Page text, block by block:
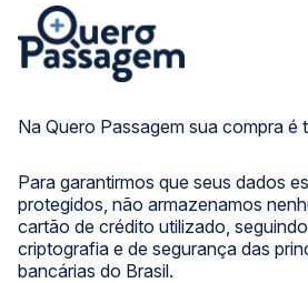
Na Quero Passagem sua compra é
Para garantirmos que seus dados
protegidos, não armazenamos
cartão de crédito utilizado,
criptografia e de segurança das
bancárias do Brasil.